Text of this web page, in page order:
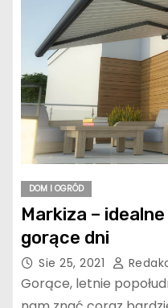
DOM I OGRÓD
Markiza –
gorące dni
Sie 25, 2021
Gorące, letnie